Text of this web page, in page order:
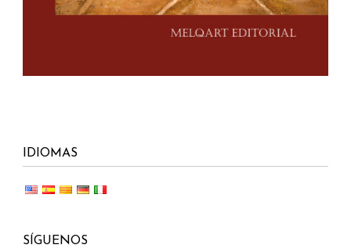
IDIOMAS
SÍGUENOS